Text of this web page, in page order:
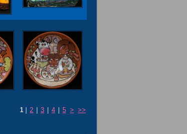
1 2 3 4 5 > >>